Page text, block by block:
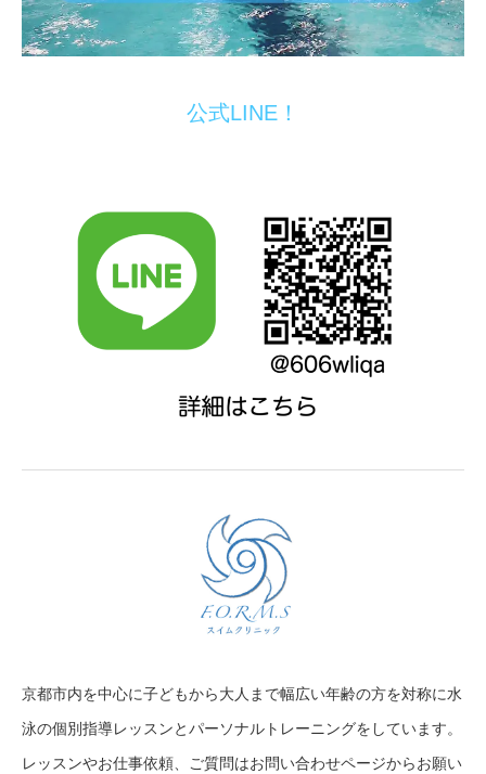
公式LINE！
京都市内を中心に子どもから大人まで幅広い年齢の方を対称に水
泳の個別指導レッスンとパーソナルトレーニングをしています。
レッスンやお仕事依頼、ご質問はお問い合わせページからお願い